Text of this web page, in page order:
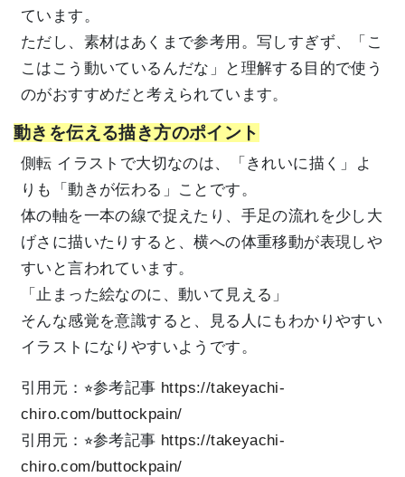
ています。
ただし、素材はあくまで参考用。写しすぎず、「こ
こはこう動いているんだな」と理解する目的で使う
のがおすすめだと考えられています。
動きを伝える描き方のポイント
側転 イラストで大切なのは、「きれいに描く」よ
りも「動きが伝わる」ことです。
体の軸を一本の線で捉えたり、手足の流れを少し大
げさに描いたりすると、横への体重移動が表現しや
すいと言われています。
「止まった絵なのに、動いて見える」
そんな感覚を意識すると、見る人にもわかりやすい
イラストになりやすいようです。
引用元：⭐︎参考記事 https://takeyachi-
chiro.com/buttockpain/
引用元：⭐︎参考記事 https://takeyachi-
chiro.com/buttockpain/